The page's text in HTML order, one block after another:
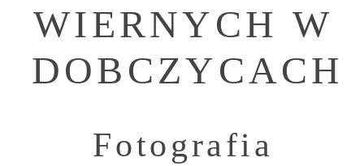
WIERNYCH W
DOBCZYCACH
Fotografia